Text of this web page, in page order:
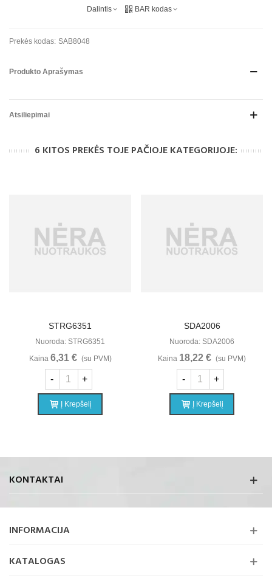
Dalintis BAR kodas
Prekės kodas: SAB8048
Produkto Aprašymas
Atsiliepimai
6 KITOS PREKĖS TOJE PAČIOJE KATEGORIJOJE:
STRG6351
Nuoroda: STRG6351
Kaina 6,31 € (su PVM)
- +
Į Krepšelį
SDA2006
Nuoroda: SDA2006
Kaina 18,22 € (su PVM)
- +
Į Krepšelį
KONTAKTAI
INFORMACIJA
KATALOGAS